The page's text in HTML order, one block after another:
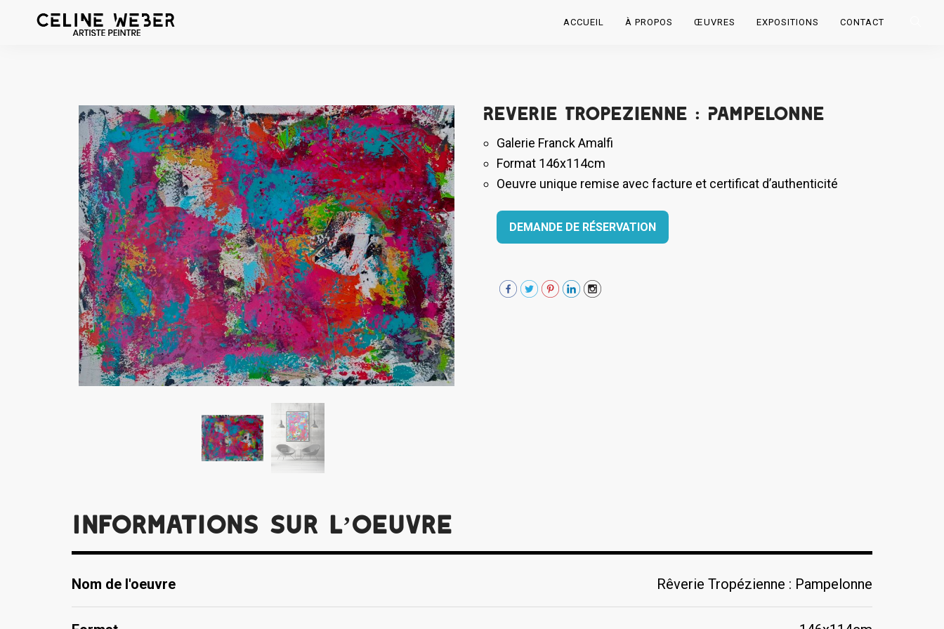
ACCUEIL À PROPOS ŒUVRES EXPOSITIONS CONTACT
Reverie Tropezienne : Pampelonne
Galerie Franck Amalfi
Format 146x114cm
Oeuvre unique remise avec facture et certificat d’authenticité
DEMANDE DE RÉSERVATION
Informations sur l’oeuvre
Nom de l'oeuvre Rêverie Tropézienne : Pampelonne